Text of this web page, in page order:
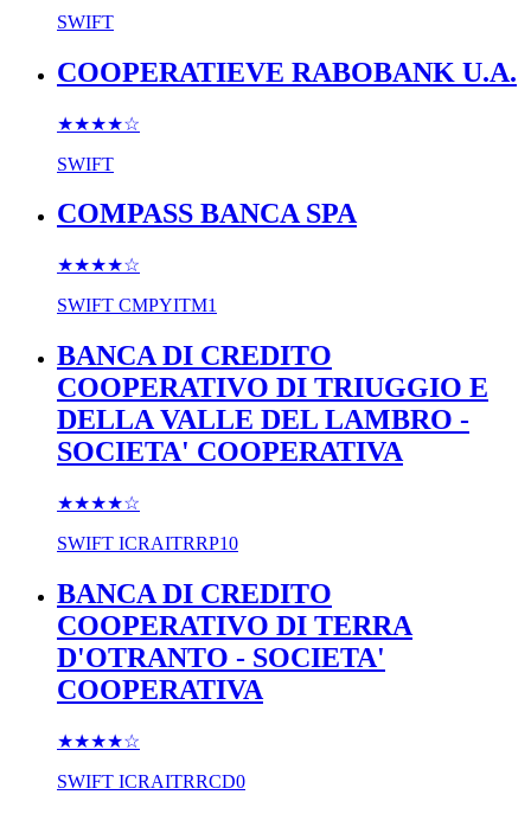
SWIFT
COOPERATIEVE RABOBANK U.A.
★★★★☆
SWIFT
COMPASS BANCA SPA
★★★★☆
SWIFT CMPYITM1
BANCA DI CREDITO
COOPERATIVO DI TRIUGGIO E
DELLA VALLE DEL LAMBRO -
SOCIETA' COOPERATIVA
★★★★☆
SWIFT ICRAITRRP10
BANCA DI CREDITO
COOPERATIVO DI TERRA
D'OTRANTO - SOCIETA'
COOPERATIVA
★★★★☆
SWIFT ICRAITRRCD0